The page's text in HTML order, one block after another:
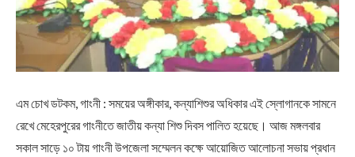
এম চোখ ডটকম, গাংনী : সময়ের অঙ্গীকার, কন্যাশিশুর অধিকার এই স্লোগানকে সামনে
রেখে মেহেরপুরের গাংনীতে জাতীয় কন্যা শিশু দিবস পালিত হয়েছে। আজ মঙ্গলবার
সকাল সাড়ে ১০ টায় গাংনী উপজেলা সম্মেলন কক্ষে আয়োজিত আলোচনা সভায় প্রধান